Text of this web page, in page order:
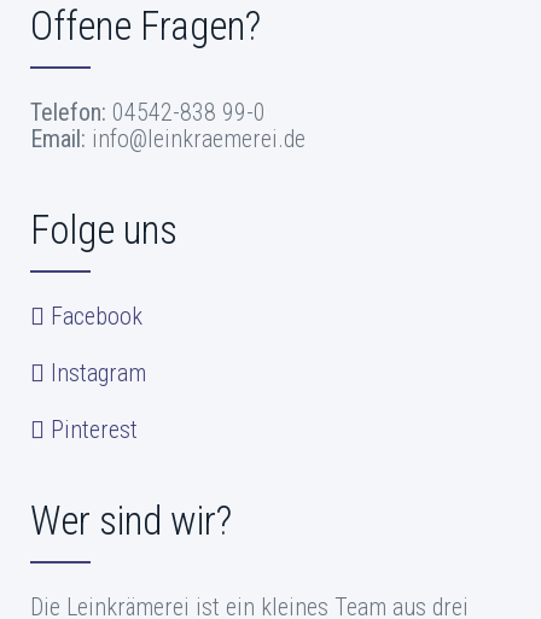
Offene Fragen?
Telefon: 04542-838 99-0
Email: info@leinkraemerei.de
Folge uns
Facebook
Instagram
Pinterest
Wer sind wir?
Die Leinkrämerei ist ein kleines Team aus drei